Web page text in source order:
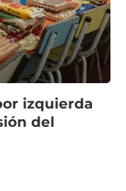
izquierda
del